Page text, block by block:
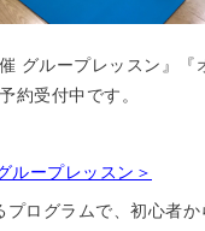
グループレッスン』『
約受付中です。
ループレッスン＞
プログラムで、初心者